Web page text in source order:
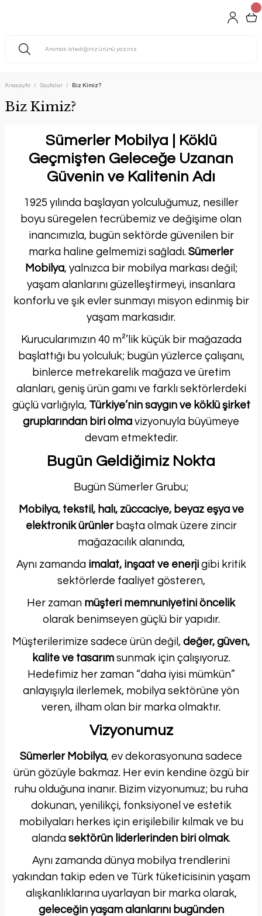
Anasayfa Sayfalar Biz Kimiz?
Biz Kimiz?
Sümerler Mobilya | Köklü
Geçmişten Geleceğe Uzanan
Güvenin ve Kalitenin Adı
1925 yılında başlayan yolculuğumuz, nesiller
boyu süregelen tecrübemiz ve değişime olan
inancımızla, bugün sektörde güvenilen bir
marka haline gelmemizi sağladı. Sümerler
Mobilya, yalnızca bir mobilya markası değil;
yaşam alanlarını güzelleştirmeyi, insanlara
konforlu ve şık evler sunmayı misyon edinmiş bir
yaşam markasıdır.
Kurucularımızın 40 m²’lik küçük bir mağazada
başlattığı bu yolculuk; bugün yüzlerce çalışanı,
binlerce metrekarelik mağaza ve üretim
alanları, geniş ürün gamı ve farklı sektörlerdeki
güçlü varlığıyla, Türkiye’nin saygın ve köklü şirket
gruplarından biri olma vizyonuyla büyümeye
devam etmektedir.
Bugün Geldiğimiz Nokta
Bugün Sümerler Grubu;
Mobilya, tekstil, halı, züccaciye, beyaz eşya ve
elektronik ürünlerbaşta olmak üzere zincir
mağazacılık alanında,
Aynı zamanda imalat, inşaat ve enerjigibi kritik
sektörlerde faaliyet gösteren,
Her zaman müşteri memnuniyetini öncelik
olarak benimseyen güçlü bir yapıdır.
Müşterilerimize sadece ürün değil, değer, güven,
kalite ve tasarımsunmak için çalışıyoruz.
Hedefimiz her zaman “daha iyisi mümkün”
anlayışıyla ilerlemek, mobilya sektörüne yön
veren, ilham olan bir marka olmaktır.
Vizyonumuz
Sümerler Mobilya, ev dekorasyonuna sadece
ürün gözüyle bakmaz. Her evin kendine özgü bir
ruhu olduğuna inanır. Bizim vizyonumuz; bu ruha
dokunan, yenilikçi, fonksiyonel ve estetik
mobilyaları herkes için erişilebilir kılmak ve bu
alanda sektörün liderlerinden biri olmak.
Aynı zamanda dünya mobilya trendlerini
yakından takip eden ve Türk tüketicisinin yaşam
alışkanlıklarına uyarlayan bir marka olarak,
geleceğin yaşam alanlarını bugünden